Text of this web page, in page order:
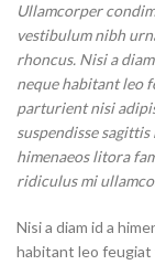
Ullamcorper
vestibulum nibh
rhoncus. Nisi a
neque habitant leo
parturient nisi
suspendisse
himenaeos litora
ridiculus mi
Nisi a diam id a
habitant leo